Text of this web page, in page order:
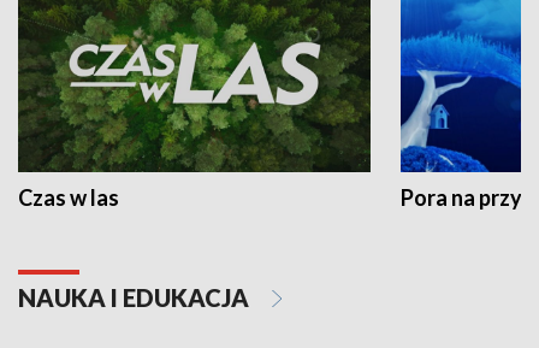
Czas w las Pora na
NAUKA I EDUKACJA